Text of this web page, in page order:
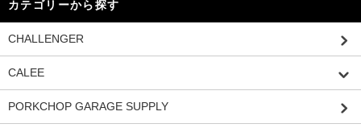
カテゴリーから探す
CHALLENGER
CALEE
PORKCHOP GARAGE SUPPLY